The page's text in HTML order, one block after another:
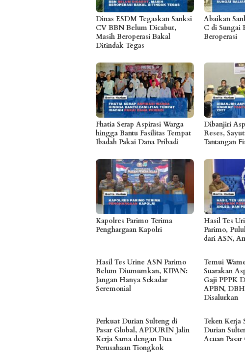
Dinas ESDM Tegaskan Sanksi
CV BBN Belum Dicabut,
Masih Beroperasi Bakal
Ditindak Tegas
Abaikan
C di Sungai
Beroperasi
Fhatia Serap Aspirasi Warga
hingga Bantu Fasilitas Tempat
Ibadah Pakai Dana Pribadi
Dibanjiri
Reses,
Tantangan
Kapolres Parimo Terima
Penghargaan Kapolri
Hasil Tes
Parimo,
dari ASN,
Hasil Tes Urine ASN Parimo
Belum Diumumkan, KIPAN:
Jangan Hanya Sekadar
Seremonial
Temui
Suarakan
Gaji PPPK
APBN,
Disalurkan
Perkuat Durian Sulteng di
Pasar Global, APDURIN Jalin
Kerja Sama dengan Dua
Perusahaan Tiongkok
Teken Kerja
Durian
Acuan